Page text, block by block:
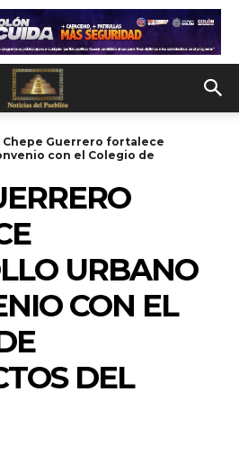
Chepe Guerrero fortalece
con el Colegio de
URBANO
CON EL
DEL